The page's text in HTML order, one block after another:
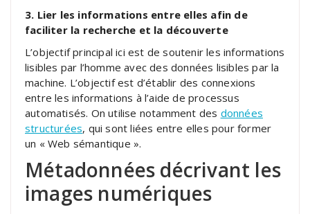
3. Lier les informations entre elles afin de
faciliter la recherche et la découverte
L’objectif principal ici est de soutenir les informations
lisibles par l’homme avec des données lisibles par la
machine. L’objectif est d’établir des connexions
entre les informations à l’aide de processus
automatisés. On utilise notamment des données
structurées, qui sont liées entre elles pour former
un « Web sémantique ».
Métadonnées décrivant les
images numériques